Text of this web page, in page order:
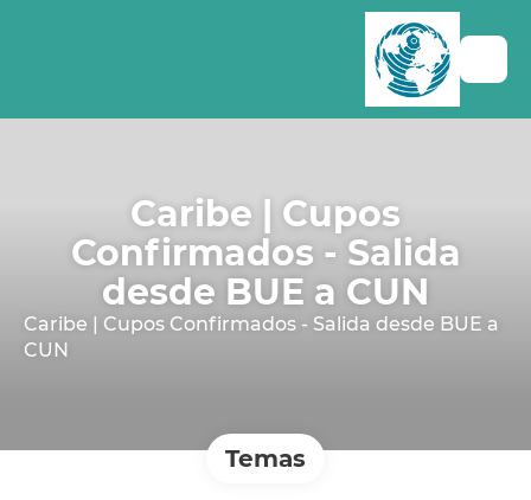
Caribe | Cupos
Confirmados - Salida
desde BUE a CUN
Caribe | Cupos Confirmados - Salida desde BUE a
CUN
Temas